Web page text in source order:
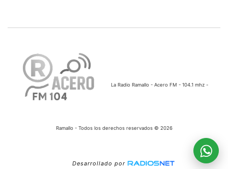
La Radio Ramallo - Acero FM - 104.1 mhz -
Ramallo - Todos los derechos reservados © 2026
Desarrollado por